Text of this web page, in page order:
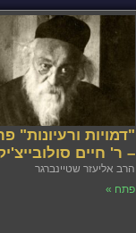
"דמויות ורעיונות"
– ר' חיים
הרב אליעזר שטיינברגר
פתח »